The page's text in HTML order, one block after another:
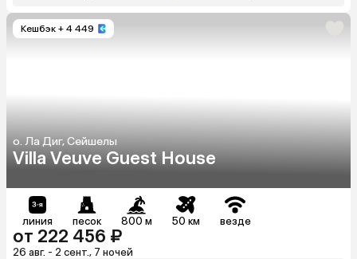
Кешбэк + 4 449
о. Ла Диг, Сейшелы
Villa Veuve Guest House
линия песок 800 м 50 км везде
от 222 456 ₽
26 авг. - 2 сент., 7 ночей